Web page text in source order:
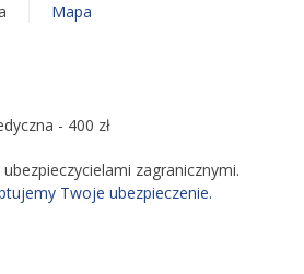
Mapa
- 400 zł
zagranicznymi.
Twoje ubezpieczenie.